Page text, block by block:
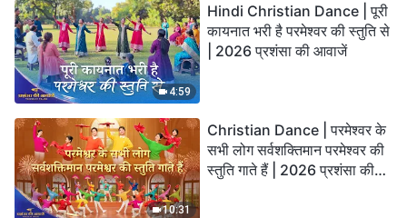
4:59
Hindi Christian Dance | पूरी
कायनात भरी है परमेश्वर की स्तुति से
| 2026 प्रशंसा की आवाजें
10:31
Christian Dance | परमेश्वर के
सभी लोग सर्वशक्तिमान परमेश्वर की
स्तुति गाते हैं | 2026 प्रशंसा की